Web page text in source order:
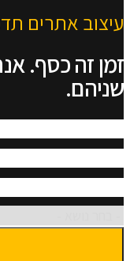
עיצוב אתרים
זמן זה כסף.
שניהם.